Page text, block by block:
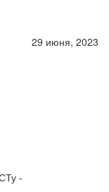
29 июня, 2023
-